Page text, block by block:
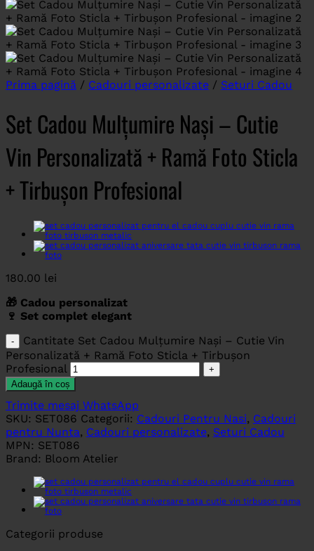
Prima pagină / Cadouri personalizate / Seturi Cadou
Set Cadou Mulțumire Nași – Cutie
Vin Personalizată + Ramă Foto Sticla
+ Tirbușon Profesional
180.00 lei
🎁 Cadou personalizat
🍷 Set complet elegant
Cantitate Set Cadou Mulțumire Nași – Cutie Vin
Personalizată + Ramă Foto Sticla + Tirbușon
Profesional
Adaugă în coș
Trimite mesaj WhatsApp
SKU: SET086 Categorii: Cadouri Pentru Nasi, Cadouri
pentru Nunta, Cadouri personalizate, Seturi Cadou
MPN: SET086
Brand: Bloom Atelier
Categorii produse